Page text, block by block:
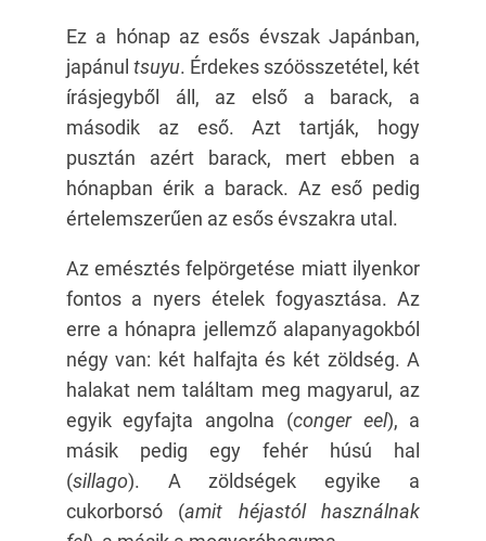
Ez a hónap az esős évszak Japánban,
japánul tsuyu. Érdekes szóösszetétel, két
írásjegyből áll, az első a barack, a
második az eső. Azt tartják, hogy
pusztán azért barack, mert ebben a
hónapban érik a barack. Az eső pedig
értelemszerűen az esős évszakra utal.
Az emésztés felpörgetése miatt ilyenkor
fontos a nyers ételek fogyasztása. Az
erre a hónapra jellemző alapanyagokból
négy van: két halfajta és két zöldség. A
halakat nem találtam meg magyarul, az
egyik egyfajta angolna (conger eel), a
másik pedig egy fehér húsú hal
(sillago). A zöldségek egyike a
cukorborsó (amit héjastól használnak